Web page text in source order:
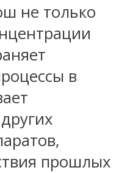
не только
в
прошлых